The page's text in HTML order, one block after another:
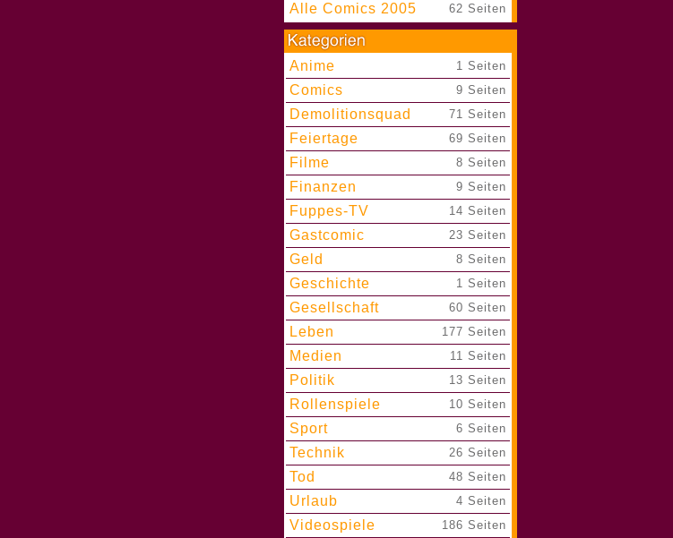
Alle Comics 2005 62 Seiten
Anime 1 Seiten
Comics 9 Seiten
Demolitionsquad 71 Seiten
Feiertage 69 Seiten
Filme 8 Seiten
Finanzen 9 Seiten
Fuppes-TV 14 Seiten
Gastcomic 23 Seiten
Geld 8 Seiten
Geschichte 1 Seiten
Gesellschaft 60 Seiten
Leben 177 Seiten
Medien 11 Seiten
Politik 13 Seiten
Rollenspiele 10 Seiten
Sport 6 Seiten
Technik 26 Seiten
Tod 48 Seiten
Urlaub 4 Seiten
Videospiele 186 Seiten